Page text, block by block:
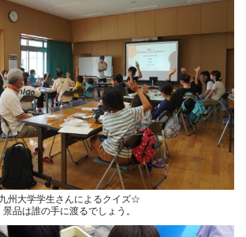
九州大学学生さんによるクイズ☆
景品は誰の手に渡るでしょう。